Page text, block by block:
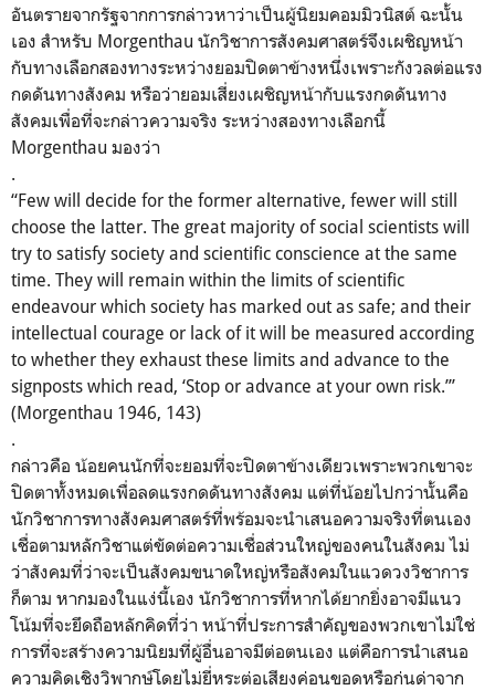
อันตรายจากรัฐจากการกล่าวหาว่าเป็นผู้นิยมคอมมิวนิสต์ ฉะนั้น
เอง สำหรับ Morgenthau นักวิชาการสังคมศาสตร์จึงเผชิญหน้า
กับทางเลือกสองทางระหว่างยอมปิดตาข้างหนึ่งเพราะกังวลต่อแรง
กดดันทางสังคม หรือว่ายอมเสี่ยงเผชิญหน้ากับแรงกดดันทาง
สังคมเพื่อที่จะกล่าวความจริง ระหว่างสองทางเลือกนี้
Morgenthau มองว่า
.
“Few will decide for the former alternative, fewer will still
choose the latter. The great majority of social scientists will
try to satisfy society and scientific conscience at the same
time. They will remain within the limits of scientific
endeavour which society has marked out as safe; and their
intellectual courage or lack of it will be measured according
to whether they exhaust these limits and advance to the
signposts which read, ‘Stop or advance at your own risk.’”
(Morgenthau 1946, 143)
.
กล่าวคือ น้อยคนนักที่จะยอมที่จะปิดตาข้างเดียวเพราะพวกเขาจะ
ปิดตาทั้งหมดเพื่อลดแรงกดดันทางสังคม แต่ที่น้อยไปกว่านั้นคือ
นักวิชาการทางสังคมศาสตร์ที่พร้อมจะนำเสนอความจริงที่ตนเอง
เชื่อตามหลักวิชาแต่ขัดต่อความเชื่อส่วนใหญ่ของคนในสังคม ไม่
ว่าสังคมที่ว่าจะเป็นสังคมขนาดใหญ่หรือสังคมในแวดวงวิชาการ
ก็ตาม หากมองในแง่นี้เอง นักวิชาการที่หากได้ยากยิ่งอาจมีแนว
โน้มที่จะยึดถือหลักคิดที่ว่า หน้าที่ประการสำคัญของพวกเขาไม่ใช่
การที่จะสร้างความนิยมที่ผู้อื่นอาจมีต่อตนเอง แต่คือการนำเสนอ
ความคิดเชิงวิพากษ์โดยไม่ยี่หระต่อเสียงค่อนขอดหรือก่นด่าจาก